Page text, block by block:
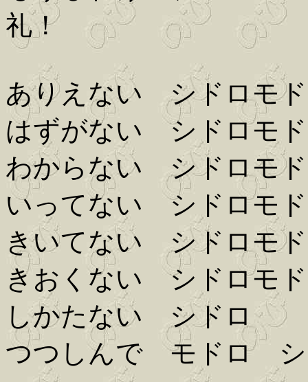
礼！
ありえない シドロモ
はずがない シドロモ
わからない シドロモ
いってない シドロモ
きいてない シドロモ
きおくない シドロモ
しかたない シドロ
つつしんで モドロ シ